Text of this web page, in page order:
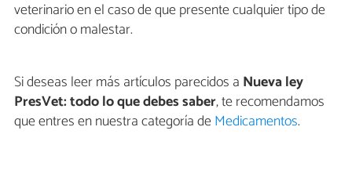
veterinario en el caso de que presente cualquier tipo de
condición o malestar.
Si deseas leer más artículos parecidos a Nueva ley
PresVet: todo lo que debes saber, te recomendamos
que entres en nuestra categoría deMedicamentos.